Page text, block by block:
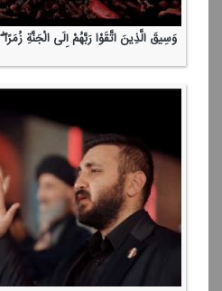
وَسِیقَ الَّذِینَ اتَّقَوْا رَبَّهُمْ إِلَی الْجَنَّةِ زُمَرًا ۖ